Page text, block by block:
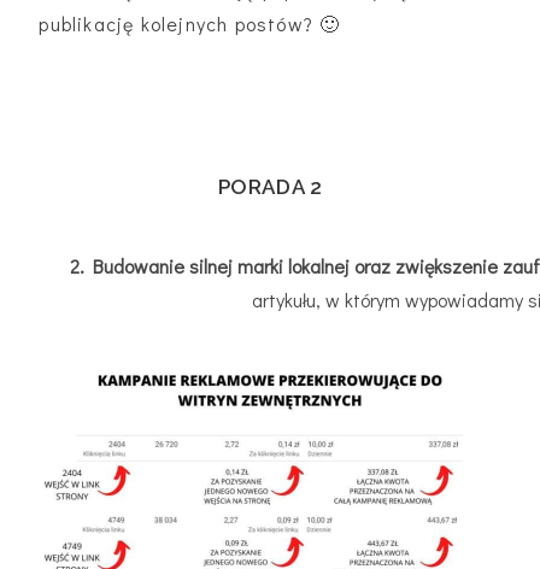
publikację kolejnych postów? 🙂
PORADA 2
2. Budowanie silnej marki lokalnej oraz zwiększenie
artykułu, w którym